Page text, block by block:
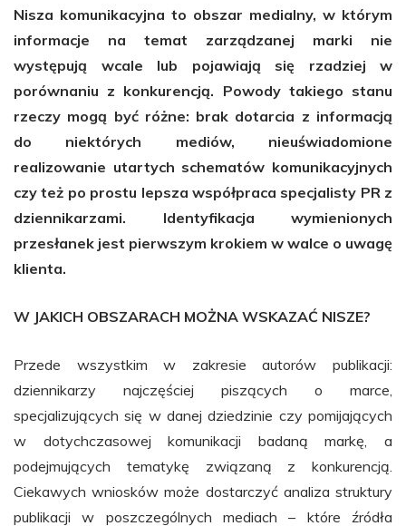
Nisza komunikacyjna to obszar medialny, w którym
informacje na temat zarządzanej marki nie
występują wcale lub pojawiają się rzadziej w
porównaniu z konkurencją. Powody takiego stanu
rzeczy mogą być różne: brak dotarcia z informacją
do niektórych mediów, nieuświadomione
realizowanie utartych schematów komunikacyjnych
czy też po prostu lepsza współpraca specjalisty PR z
dziennikarzami. Identyfikacja wymienionych
przesłanek jest pierwszym krokiem w walce o uwagę
klienta.
W JAKICH OBSZARACH MOŻNA WSKAZAĆ NISZE?
Przede wszystkim w zakresie autorów publikacji:
dziennikarzy najczęściej piszących o marce,
specjalizujących się w danej dziedzinie czy pomijających
w dotychczasowej komunikacji badaną markę, a
podejmujących tematykę związaną z konkurencją.
Ciekawych wniosków może dostarczyć analiza struktury
publikacji w poszczególnych mediach – które źródła